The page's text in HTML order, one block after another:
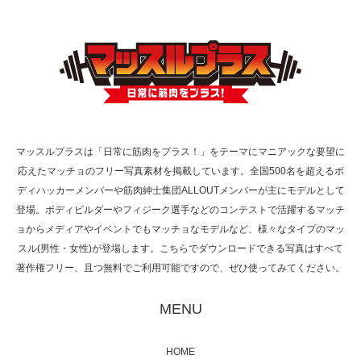
TOKYO FMラジオ番組「ONE MORNING」
で紹介さ…
た（6/8放送）
マッスルプラスは「日常に筋肉をプラス！」をテーマにマニアックな要望に
応えたマッチョのフリー写真素材を掲載しています。全国500名を超えるボ
ディハッカーメンバーや筋肉紳士集団ALLOUTメンバーが主にモデルとして
登場。ボディビルダーやフィジーク選手などのコンテストで活躍するマッチ
ョからメディアやイベントでもマッチョなモデルなど、様々なタイプのマッ
スル(男性・女性)が登場します。こちらでダウンロードできる写真はすべて
著作権フリー、且つ無料でご利用可能ですので、ぜひ使ってみてください。
MENU
HOME